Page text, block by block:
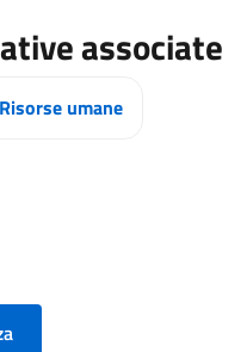
associate
umane